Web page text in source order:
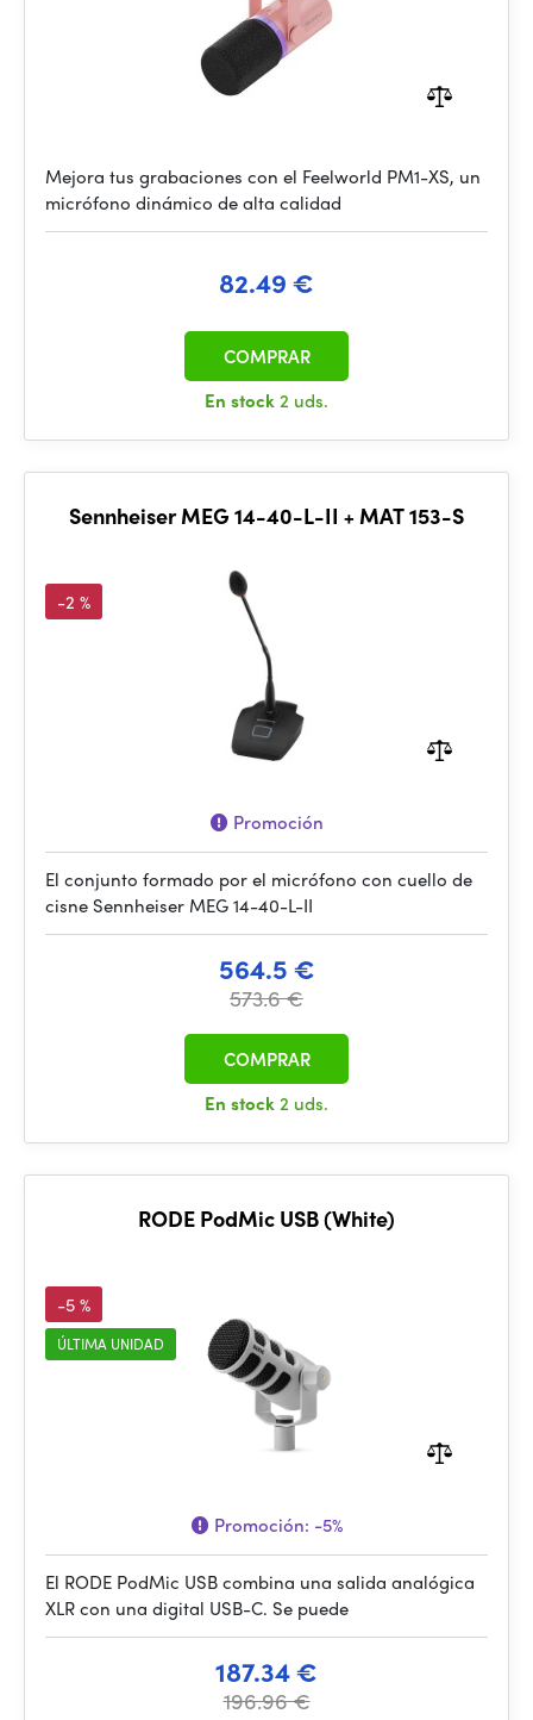
Mejora tus grabaciones con el Feelworld PM1-XS, un
micrófono dinámico de alta calidad
82.49 €
En stock2 uds.
COMPRAR
Sennheiser MEG 14-40-L-II + MAT 153-S
-2 %
Promoción
El conjunto formado por el micrófono con cuello de
cisne Sennheiser MEG 14-40-L-II
564.5 €
573.6 €
En stock2 uds.
COMPRAR
RODE PodMic USB (White)
-5 %
ÚLTIMA UNIDAD
Promoción: -5%
El RODE PodMic USB combina una salida analógica
XLR con una digital USB-C. Se puede
187.34 €
196.96 €